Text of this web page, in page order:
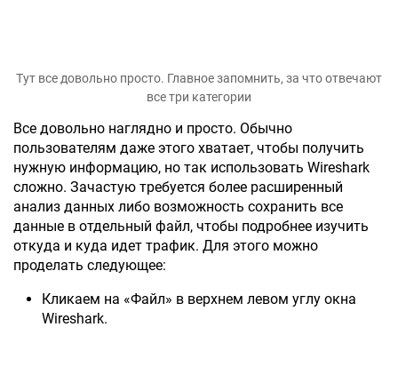
Тут все довольно просто. Главное запомнить, за что отвечают
все три категории
Все довольно наглядно и просто. Обычно
пользователям даже этого хватает, чтобы получить
нужную информацию, но так использовать Wireshark
сложно. Зачастую требуется более расширенный
анализ данных либо возможность сохранить все
данные в отдельный файл, чтобы подробнее изучить
откуда и куда идет трафик. Для этого можно
проделать следующее:
Кликаем на «Файл» в верхнем левом углу окна
Wireshark.